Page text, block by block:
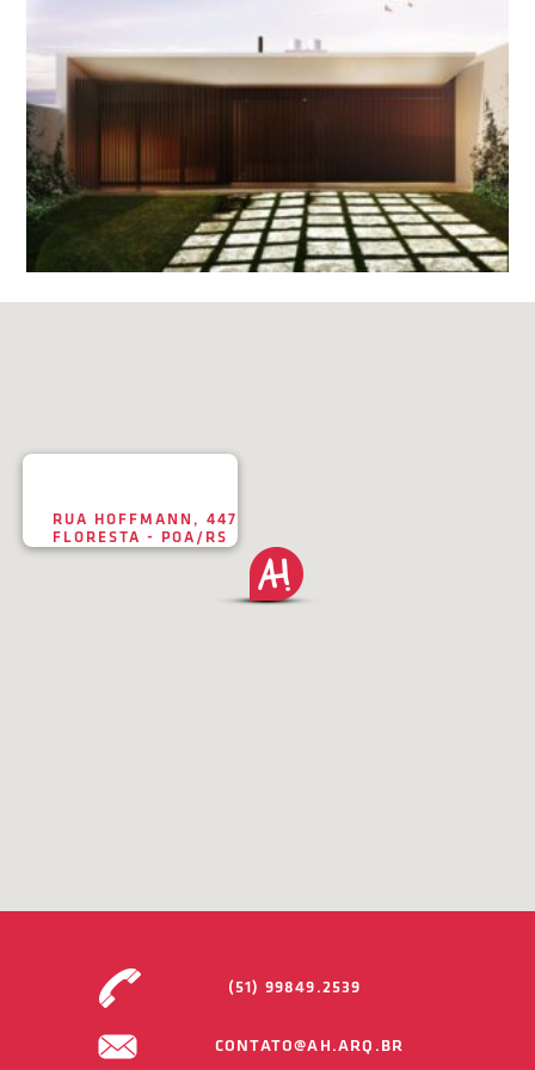
RUA HOFFMANN, 447
FLORESTA - POA/RS
(51) 99849.2539
CONTATO@AH.ARQ.BR